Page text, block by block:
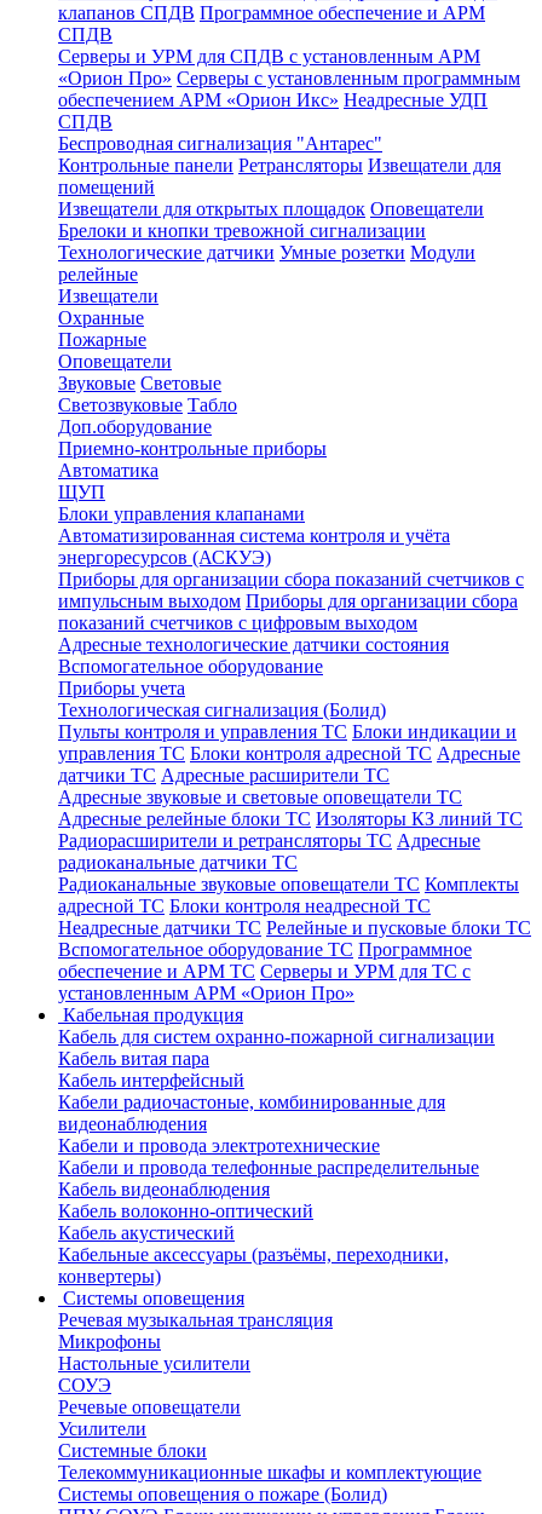
клапанов СПДВ Программное обеспечение и АРМ
СПДВ
Серверы и УРМ для СПДВ с установленным АРМ
«Орион Про» Серверы с установленным программным
обеспечением АРМ «Орион Икс» Неадресные УДП
СПДВ
Беспроводная сигнализация "Антарес"
Контрольные панели Ретрансляторы Извещатели для
помещений
Извещатели для открытых площадок Оповещатели
Брелоки и кнопки тревожной сигнализации
Технологические датчики Умные розетки Модули
релейные
Извещатели
Охранные
Пожарные
Оповещатели
Звуковые Световые
Светозвуковые Табло
Доп.оборудование
Приемно-контрольные приборы
Автоматика
ЩУП
Блоки управления клапанами
Автоматизированная система контроля и учёта
энергоресурсов (АСКУЭ)
Приборы для организации сбора показаний счетчиков с
импульсным выходом Приборы для организации сбора
показаний счетчиков с цифровым выходом
Адресные технологические датчики состояния
Вспомогательное оборудование
Приборы учета
Технологическая сигнализация (Болид)
Пульты контроля и управления ТС Блоки индикации и
управления ТС Блоки контроля адресной ТС Адресные
датчики ТС Адресные расширители ТС
Адресные звуковые и световые оповещатели ТС
Адресные релейные блоки ТС Изоляторы КЗ линий ТС
Радиорасширители и ретрансляторы ТС Адресные
радиоканальные датчики ТС
Радиоканальные звуковые оповещатели ТС Комплекты
адресной ТС Блоки контроля неадресной ТС
Неадресные датчики ТС Релейные и пусковые блоки ТС
Вспомогательное оборудование ТС Программное
обеспечение и АРМ ТС Серверы и УРМ для ТС с
установленным АРМ «Орион Про»
Кабельная продукция
Кабель для систем охранно-пожарной сигнализации
Кабель витая пара
Кабель интерфейсный
Кабели радиочастоные, комбинированные для
видеонаблюдения
Кабели и провода электротехнические
Кабели и провода телефонные распределительные
Кабель видеонаблюдения
Кабель волоконно-оптический
Кабель акустический
Кабельные аксессуары (разъёмы, переходники,
конвертеры)
Системы оповещения
Речевая музыкальная трансляция
Микрофоны
Настольные усилители
СОУЭ
Речевые оповещатели
Усилители
Системные блоки
Телекоммуникационные шкафы и комплектующие
Системы оповещения о пожаре (Болид)